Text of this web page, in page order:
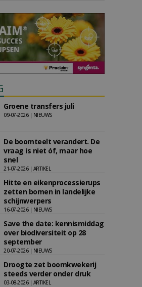
Groene transfers juli
09-07-2026 | NIEUWS
De boomteelt verandert. De
vraag is niet óf, maar hoe
snel
21-07-2026 | ARTIKEL
Hitte en eikenprocessierups
zetten bomen in landelijke
schijnwerpers
16-07-2026 | NIEUWS
Save the date: kennismiddag
over biodiversiteit op 28
september
20-07-2026 | NIEUWS
Droogte zet boomkwekerij
steeds verder onder druk
03-08-2026 | ARTIKEL